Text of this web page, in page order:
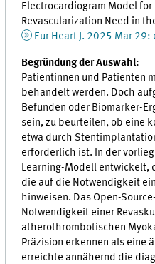
Electrocardiogram Model
Revascularization Need in
Eur Heart J. 2025 Mar
Begründung der Auswahl:
Patientinnen und Patienten
behandelt werden. Doch
Befunden oder Biomarker-
sein, zu beurteilen, ob eine
etwa durch
erforderlich ist. In der
Learning-Modell entwickelt,
die auf die Notwendigkeit
hinweisen. Das Open-
Notwendigkeit einer
atherothrombotischen
Präzision erkennen als eine
erreichte annähernd die